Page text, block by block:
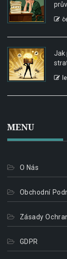
Jak
MENU
O Nás
Obchodní
Zásady
GDPR